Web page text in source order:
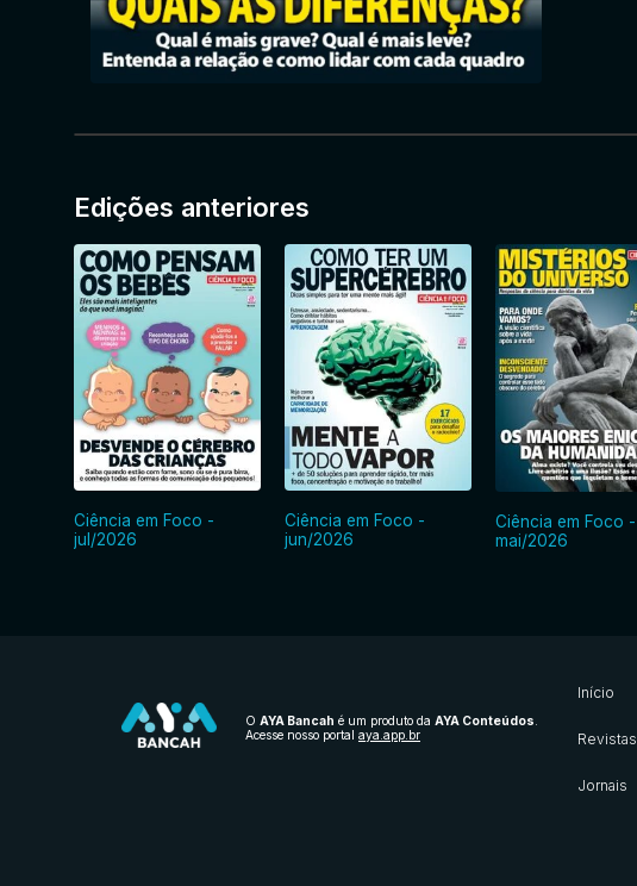
Edições anteriores
Ciência em Foco -
jul/2026
Ciência em Foco -
jun/2026
Ciência em Foco -
mai/2026
O AYA Bancah é um produto da AYA Conteúdos
Acesse nosso portal aya.app.br
Início
Revistas
Jornais